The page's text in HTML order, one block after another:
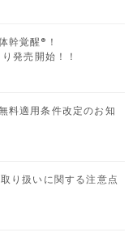
幹覚醒®︎！
発売開始！！
料適用条件改定のお知
り扱いに関する注意点